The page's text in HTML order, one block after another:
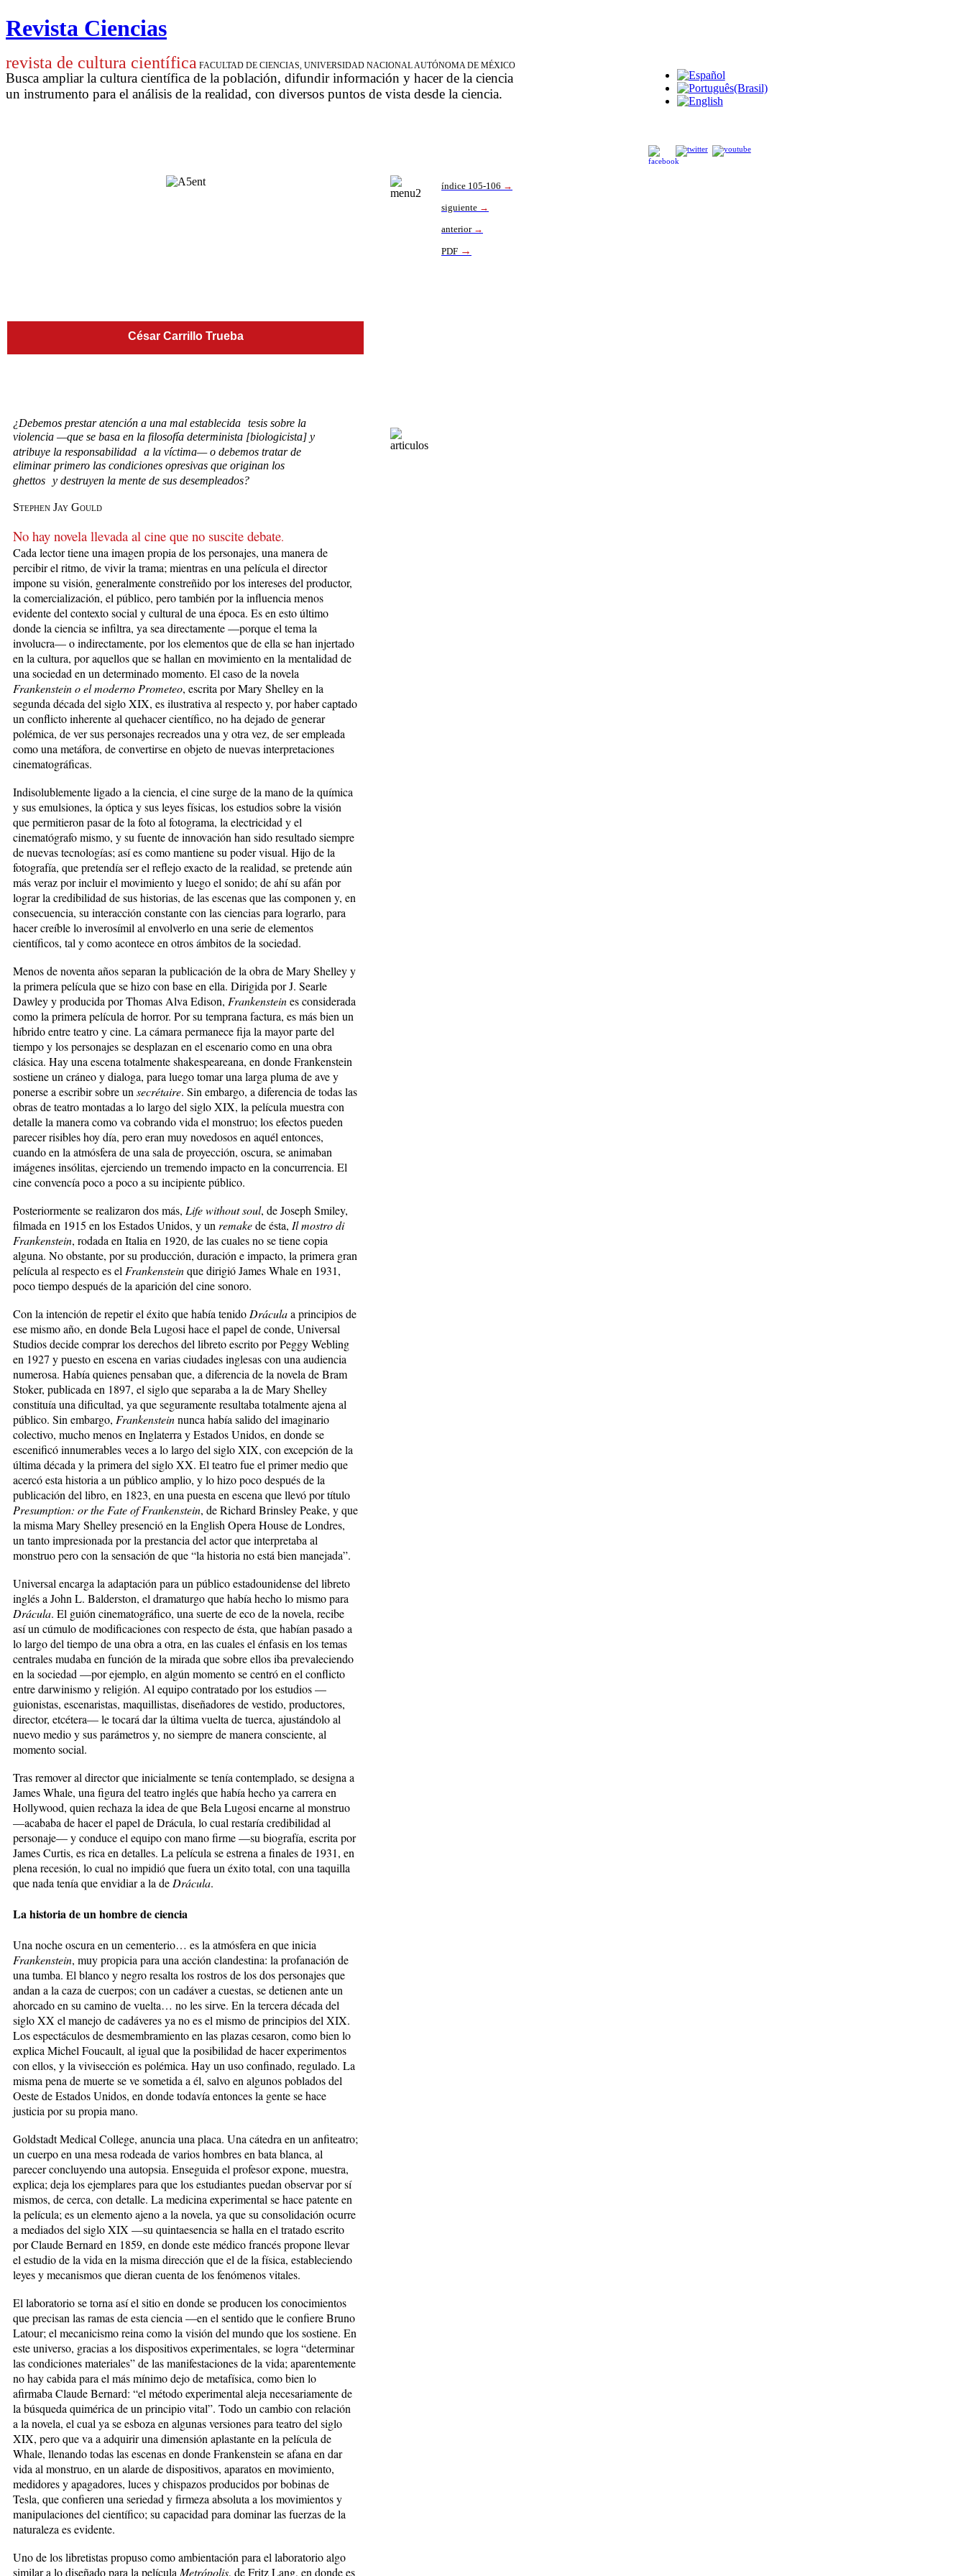
Revista Ciencias
revista de cultura científica FACULTAD DE CIENCIAS, UNIVERSIDAD NACIONAL AUTÓNOMA DE MÉXICO
Busca ampliar la cultura científica de la población, difundir información y hacer de la ciencia
un instrumento para el análisis de la realidad, con diversos puntos de vista desde la ciencia.
índice 105-106 →
siguiente →
anterior →
PDF →
César Carrillo Trueba
¿Debemos prestar atención a una mal establecida tesis sobre la
violencia —que se basa en la filosofía determinista [biologicista] y
atribuye la responsabilidad a la víctima— o debemos tratar de
eliminar primero las condiciones opresivas que originan los
ghettos y destruyen la mente de sus desempleados?
Stephen Jay Gould
No hay novela llevada al cine que no suscite debate.
Cada lector tiene una imagen propia de los personajes, una manera de
percibir el ritmo, de vivir la trama; mientras en una película el director
impone su visión, generalmente constreñido por los intereses del productor,
la comercialización, el público, pero también por la influencia menos
evidente del contexto social y cultural de una época. Es en esto último
donde la ciencia se infiltra, ya sea directamente —porque el tema la
involucra— o indirectamente, por los elementos que de ella se han injertado
en la cultura, por aquellos que se hallan en movimiento en la mentalidad de
una sociedad en un determinado momento. El caso de la novela
Frankenstein o el moderno Prometeo, escrita por Mary Shelley en la
segunda década del siglo XIX, es ilustrativa al respecto y, por haber captado
un conflicto inherente al quehacer científico, no ha dejado de generar
polémica, de ver sus personajes recreados una y otra vez, de ser empleada
como una metáfora, de convertirse en objeto de nuevas interpretaciones
cinematográficas.
Indisolublemente ligado a la ciencia, el cine surge de la mano de la química
y sus emulsiones, la óptica y sus leyes físicas, los estudios sobre la visión
que permitieron pasar de la foto al fotograma, la electricidad y el
cinematógrafo mismo, y su fuente de innovación han sido resultado siempre
de nuevas tecnologías; así es como mantiene su poder visual. Hijo de la
fotografía, que pretendía ser el reflejo exacto de la realidad, se pretende aún
más veraz por incluir el movimiento y luego el sonido; de ahí su afán por
lograr la credibilidad de sus historias, de las escenas que las componen y, en
consecuencia, su interacción constante con las ciencias para lograrlo, para
hacer creíble lo inverosímil al envolverlo en una serie de elementos
científicos, tal y como acontece en otros ámbitos de la sociedad.
Menos de noventa años separan la publicación de la obra de Mary Shelley y
la primera película que se hizo con base en ella. Dirigida por J. Searle
Dawley y producida por Thomas Alva Edison, Frankensteines considerada
como la primera película de horror. Por su temprana factura, es más bien un
híbrido entre teatro y cine. La cámara permanece fija la mayor parte del
tiempo y los personajes se desplazan en el escenario como en una obra
clásica. Hay una escena totalmente shakespeareana, en donde Frankenstein
sostiene un cráneo y dialoga, para luego tomar una larga pluma de ave y
ponerse a escribir sobre un secrétaire. Sin embargo, a diferencia de todas las
obras de teatro montadas a lo largo del siglo XIX, la película muestra con
detalle la manera como va cobrando vida el monstruo; los efectos pueden
parecer risibles hoy día, pero eran muy novedosos en aquél entonces,
cuando en la atmósfera de una sala de proyección, oscura, se animaban
imágenes insólitas, ejerciendo un tremendo impacto en la concurrencia. El
cine convencía poco a poco a su incipiente público.
Posteriormente se realizaron dos más, Life without soul, de Joseph Smiley,
filmada en 1915 en los Estados Unidos, y un remakede ésta, Il mostro di
Frankenstein, rodada en Italia en 1920, de las cuales no se tiene copia
alguna. No obstante, por su producción, duración e impacto, la primera gran
película al respecto es el Frankensteinque dirigió James Whale en 1931,
poco tiempo después de la aparición del cine sonoro.
Con la intención de repetir el éxito que había tenido Dráculaa principios de
ese mismo año, en donde Bela Lugosi hace el papel de conde, Universal
Studios decide comprar los derechos del libreto escrito por Peggy Webling
en 1927 y puesto en escena en varias ciudades inglesas con una audiencia
numerosa. Había quienes pensaban que, a diferencia de la novela de Bram
Stoker, publicada en 1897, el siglo que separaba a la de Mary Shelley
constituía una dificultad, ya que seguramente resultaba totalmente ajena al
público. Sin embargo, Frankensteinnunca había salido del imaginario
colectivo, mucho menos en Inglaterra y Estados Unidos, en donde se
escenificó innumerables veces a lo largo del siglo XIX, con excepción de la
última década y la primera del siglo XX. El teatro fue el primer medio que
acercó esta historia a un público amplio, y lo hizo poco después de la
publicación del libro, en 1823, en una puesta en escena que llevó por título
Presumption: or the Fate of Frankenstein, de Richard Brinsley Peake, y que
la misma Mary Shelley presenció en la English Opera House de Londres,
un tanto impresionada por la prestancia del actor que interpretaba al
monstruo pero con la sensación de que “la historia no está bien manejada”.
Universal encarga la adaptación para un público estadounidense del libreto
inglés a John L. Balderston, el dramaturgo que había hecho lo mismo para
Drácula. El guión cinematográfico, una suerte de eco de la novela, recibe
así un cúmulo de modificaciones con respecto de ésta, que habían pasado a
lo largo del tiempo de una obra a otra, en las cuales el énfasis en los temas
centrales mudaba en función de la mirada que sobre ellos iba prevaleciendo
en la sociedad —por ejemplo, en algún momento se centró en el conflicto
entre darwinismo y religión. Al equipo contratado por los estudios —
guionistas, escenaristas, maquillistas, diseñadores de vestido, productores,
director, etcétera— le tocará dar la última vuelta de tuerca, ajustándolo al
nuevo medio y sus parámetros y, no siempre de manera consciente, al
momento social.
Tras remover al director que inicialmente se tenía contemplado, se designa a
James Whale, una figura del teatro inglés que había hecho ya carrera en
Hollywood, quien rechaza la idea de que Bela Lugosi encarne al monstruo
—acababa de hacer el papel de Drácula, lo cual restaría credibilidad al
personaje— y conduce el equipo con mano firme —su biografía, escrita por
James Curtis, es rica en detalles. La película se estrena a finales de 1931, en
plena recesión, lo cual no impidió que fuera un éxito total, con una taquilla
que nada tenía que envidiar a la de Drácula.
La historia de un hombre de ciencia
Una noche oscura en un cementerio… es la atmósfera en que inicia
Frankenstein, muy propicia para una acción clandestina: la profanación de
una tumba. El blanco y negro resalta los rostros de los dos personajes que
andan a la caza de cuerpos; con un cadáver a cuestas, se detienen ante un
ahorcado en su camino de vuelta… no les sirve. En la tercera década del
siglo XX el manejo de cadáveres ya no es el mismo de principios del XIX.
Los espectáculos de desmembramiento en las plazas cesaron, como bien lo
explica Michel Foucault, al igual que la posibilidad de hacer experimentos
con ellos, y la vivisección es polémica. Hay un uso confinado, regulado. La
misma pena de muerte se ve sometida a él, salvo en algunos poblados del
Oeste de Estados Unidos, en donde todavía entonces la gente se hace
justicia por su propia mano.
Goldstadt Medical College, anuncia una placa. Una cátedra en un anfiteatro;
un cuerpo en una mesa rodeada de varios hombres en bata blanca, al
parecer concluyendo una autopsia. Enseguida el profesor expone, muestra,
explica; deja los ejemplares para que los estudiantes puedan observar por sí
mismos, de cerca, con detalle. La medicina experimental se hace patente en
la película; es un elemento ajeno a la novela, ya que su consolidación ocurre
a mediados del siglo XIX —su quintaesencia se halla en el tratado escrito
por Claude Bernard en 1859, en donde este médico francés propone llevar
el estudio de la vida en la misma dirección que el de la física, estableciendo
leyes y mecanismos que dieran cuenta de los fenómenos vitales.
El laboratorio se torna así el sitio en donde se producen los conocimientos
que precisan las ramas de esta ciencia —en el sentido que le confiere Bruno
Latour; el mecanicismo reina como la visión del mundo que los sostiene. En
este universo, gracias a los dispositivos experimentales, se logra “determinar
las condiciones materiales” de las manifestaciones de la vida; aparentemente
no hay cabida para el más mínimo dejo de metafísica, como bien lo
afirmaba Claude Bernard: “el método experimental aleja necesariamente de
la búsqueda quimérica de un principio vital”. Todo un cambio con relación
a la novela, el cual ya se esboza en algunas versiones para teatro del siglo
XIX, pero que va a adquirir una dimensión aplastante en la película de
Whale, llenando todas las escenas en donde Frankenstein se afana en dar
vida al monstruo, en un alarde de dispositivos, aparatos en movimiento,
medidores y apagadores, luces y chispazos producidos por bobinas de
Tesla, que confieren una seriedad y firmeza absoluta a los movimientos y
manipulaciones del científico; su capacidad para dominar las fuerzas de la
naturaleza es evidente.
Uno de los libretistas propuso como ambientación para el laboratorio algo
similar a lo diseñado para la película Metrópolis, de Fritz Lang, en donde es